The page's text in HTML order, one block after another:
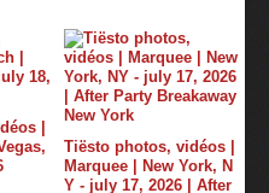
|
Tiësto photos, vidéos |
Marquee | New York, N
Y - july 17, 2026 | After